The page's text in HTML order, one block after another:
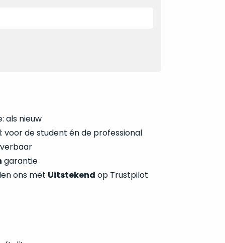
als nieuw
voor de student én de professional
garantie
ons met Uitstekend op Trustpilot